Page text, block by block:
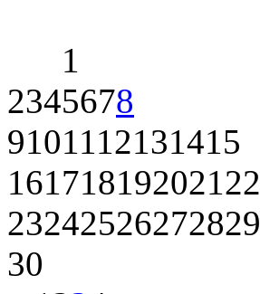
1
2345678
9101112131415
16171819202122
23242526272829
30